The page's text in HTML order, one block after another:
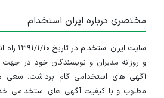
مختصری درباره ایران استخدام
سایت
و روزانه مدیران و نویسندگان خود در
آگهی های استخدامی گام برداشت. سعی
مطلوب و با کیفیت آگهی های استخدامی